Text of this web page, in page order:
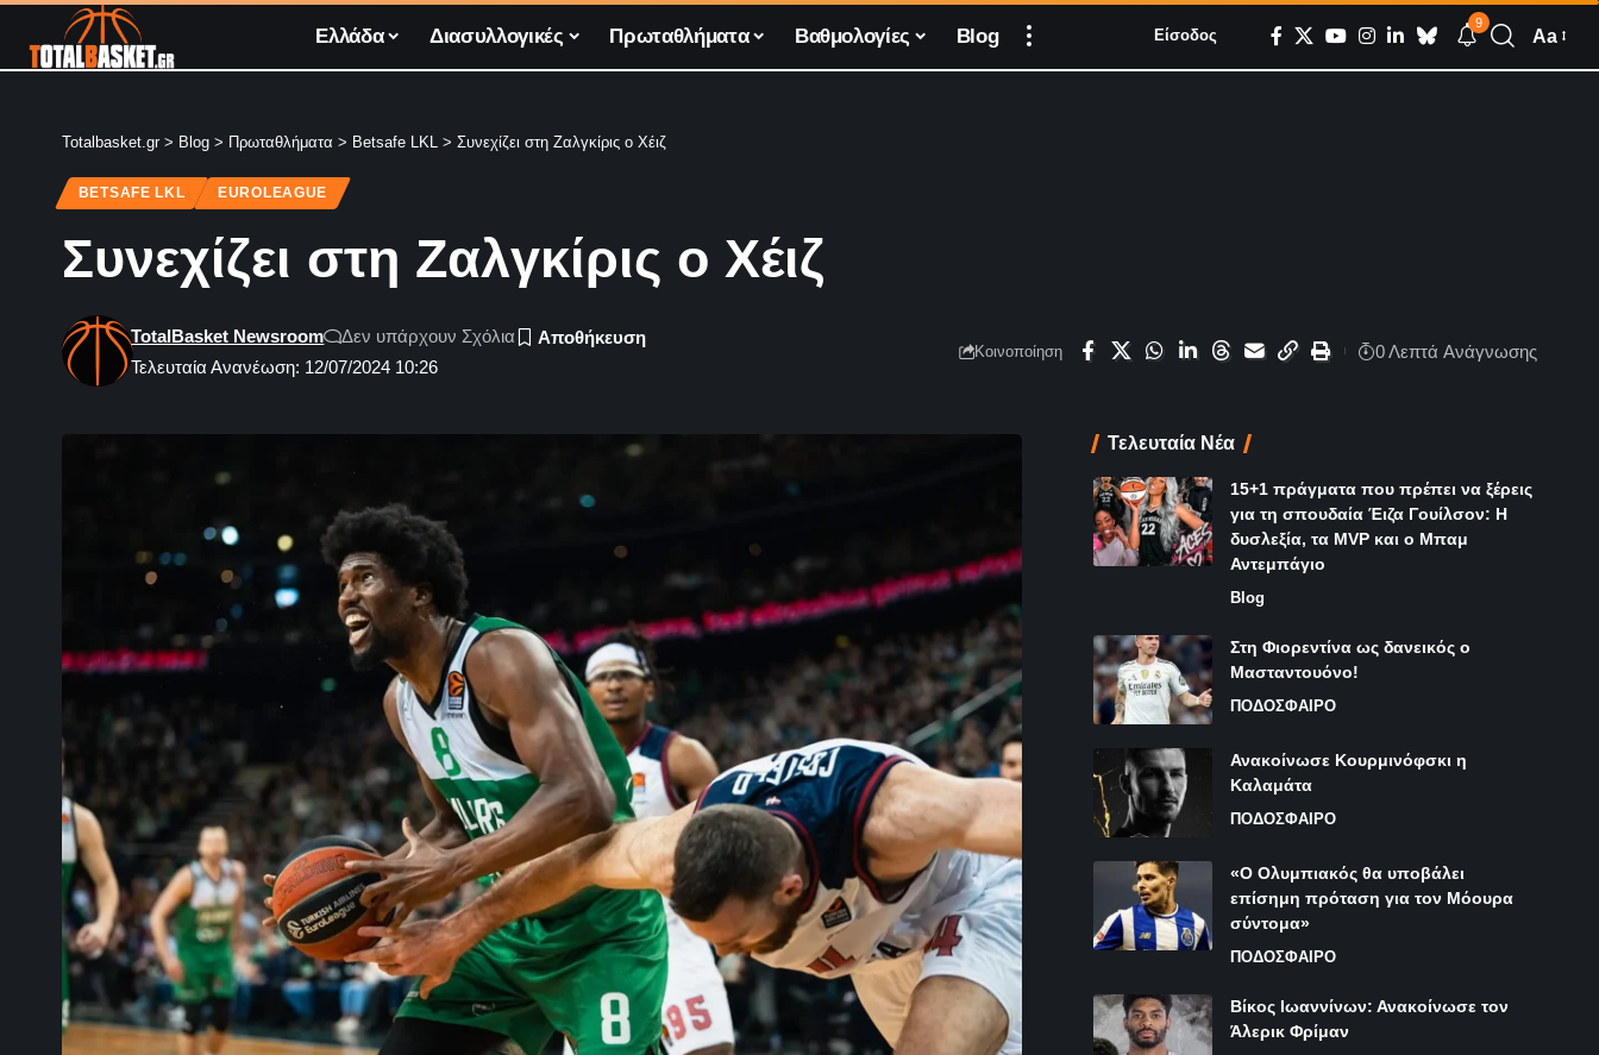
Ελλάδα Διασυλλογικές Πρωταθλήματα Βαθμολογίες Blog Είσοδος
9
Aa
Totalbasket.gr > Blog > Πρωταθλήματα > Betsafe LKL > Συνεχίζει στη Ζαλγκίρις ο Χέιζ
BETSAFE LKL EUROLEAGUE
Συνεχίζει στη Ζαλγκίρις ο Χέιζ
Τελευταία Ανανέωση: 12/07/2024 10:26
TotalBasket Newsroom Δεν υπάρχουν Σχόλια
Κοινοποίηση 0 Λεπτά Aνάγνωσης
Τελευταία Νέα
15+1 πράγματα που πρέπει να ξέρεις
για τη σπουδαία Έιζα Γουίλσον: Η
δυσλεξία, τα MVP και ο Μπαμ
Αντεμπάγιο
Blog
Στη Φιορεντίνα ως δανεικός ο
Μασταντουόνο!
ΠΟΔΟΣΦΑΙΡΟ
Ανακοίνωσε Κουρμινόφσκι η
Καλαμάτα
ΠΟΔΟΣΦΑΙΡΟ
«Ο Ολυμπιακός θα υποβάλει
επίσημη πρόταση για τον Μόουρα
σύντομα»
ΠΟΔΟΣΦΑΙΡΟ
Βίκος Ιωαννίνων: Ανακοίνωσε τον
Άλερικ Φρίμαν